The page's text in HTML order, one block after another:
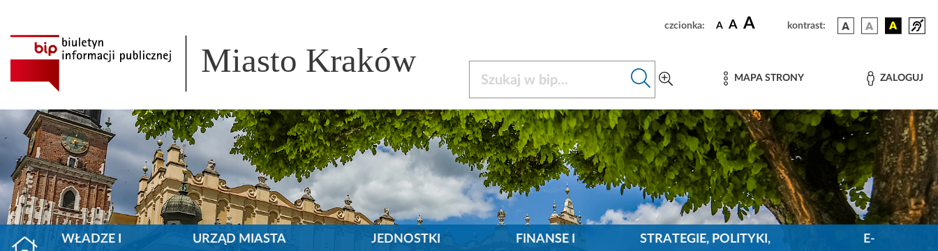
czcionka: A A A kontrast:
Miasto Kraków MAPA STRONY ZALOGUJ
WŁADZE I
URZĄD MIASTA
JEDNOSTKI
FINANSE I
STRATEGIE, POLITYKI,
E-